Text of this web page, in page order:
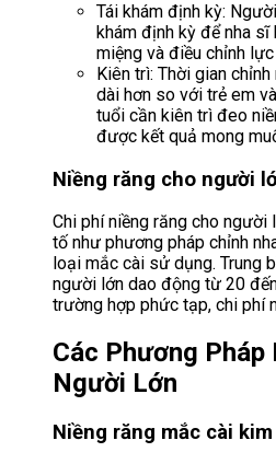
Tái khám định kỳ:
khám định kỳ để nha
miệng và điều chỉnh
Kiên trì: Thời gian
dài hơn so với trẻ em
tuổi cần kiên trì đeo
được kết quả mong
Niềng răng cho người
Chi phí niềng răng cho người
tố như phương pháp chỉnh
loại mắc cài sử dụng. Trung
người lớn dao động từ 20
trường hợp phức tạp, chi phí
Các Phương Pháp
Người Lớn
Niềng răng mắc cài